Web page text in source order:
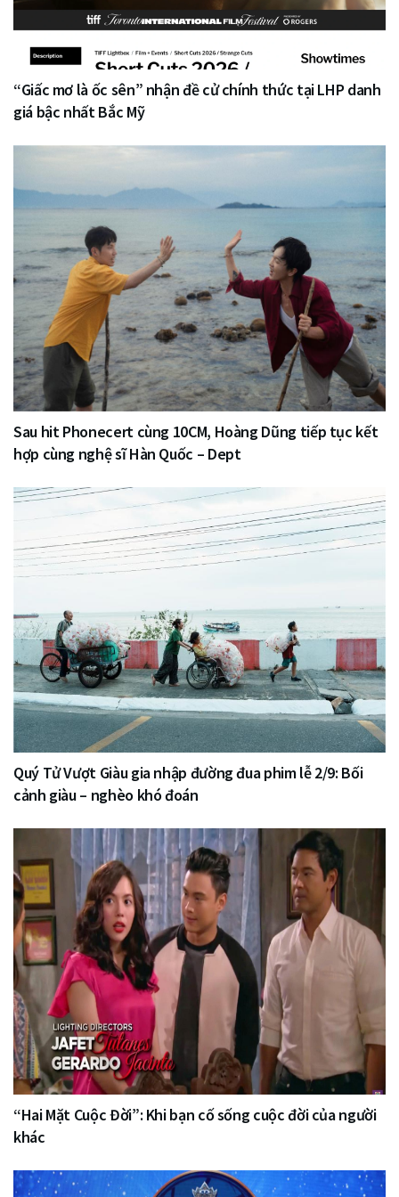
“Giấc mơ là ốc sên” nhận đề cử chính thức tại LHP danh
giá bậc nhất Bắc Mỹ
Sau hit Phonecert cùng 10CM, Hoàng Dũng tiếp tục kết
hợp cùng nghệ sĩ Hàn Quốc – Dept
Quý Tử Vượt Giàu gia nhập đường đua phim lễ 2/9: Bối
cảnh giàu – nghèo khó đoán
“Hai Mặt Cuộc Đời”: Khi bạn cố sống cuộc đời của người
khác